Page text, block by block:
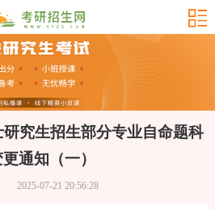
究生招生部分专业自命题科
更通知（一）
2025-07-21 20:56:28